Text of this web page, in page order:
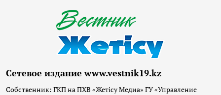
Сетевое издание www.vestnik19.kz
Собственник: ГКП на ПХВ «Жетісу Медиа» ГУ «Управление